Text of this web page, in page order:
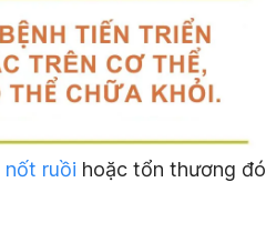
nốt ruồi hoặc tổn thương đó